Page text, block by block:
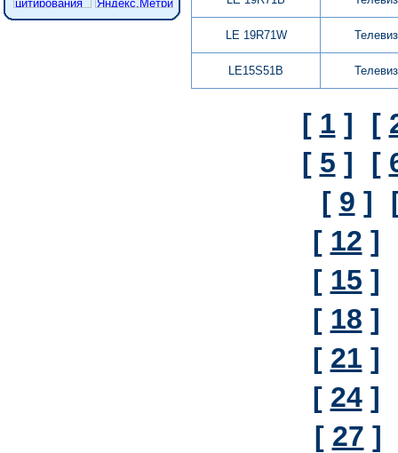
LE 19R71W
LE15S51B
[ 1 ] [
[ 5 ] [
[ 9 ]
[ 12 ]
[ 15 ]
[ 18 ]
[ 21 ]
[ 24]
[ 27 ]